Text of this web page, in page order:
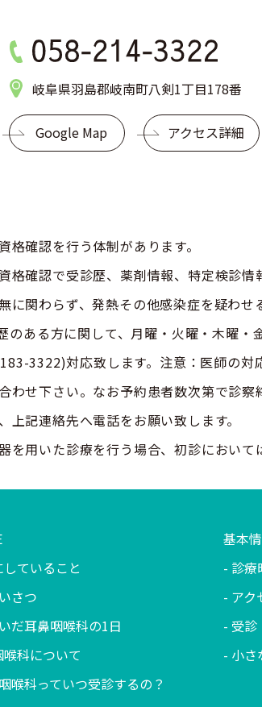
岐阜県羽島郡岐南町八剣1丁目178番
Google Map アクセス詳細
格確認を行う体制があります。
格確認で受診歴、薬剤情報、特定検診
に関わらず、発熱その他感染症を疑わ
る方に関して、月曜・火曜・木曜・金
3322)対応致します。注意：医師の対
わせ下さい。なお予約患者数次第で診
上記連絡先へ電話をお願い致します。
を用いた診療を行う場合、初診において
ていること
さつ
だ耳鼻咽喉科の1日
科について
喉科っていつ受診するの？
基本
診療
アク
受診
小さ